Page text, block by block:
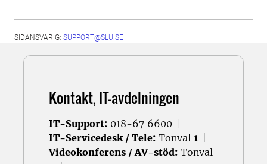
SIDANSVARIG: SUPPORT@SLU.SE
Kontakt, IT-avdelningen
IT-Support: 018-67 6600
IT-Servicedesk / Tele: Tonval 1
Videokonferens / AV-stöd: Tonval